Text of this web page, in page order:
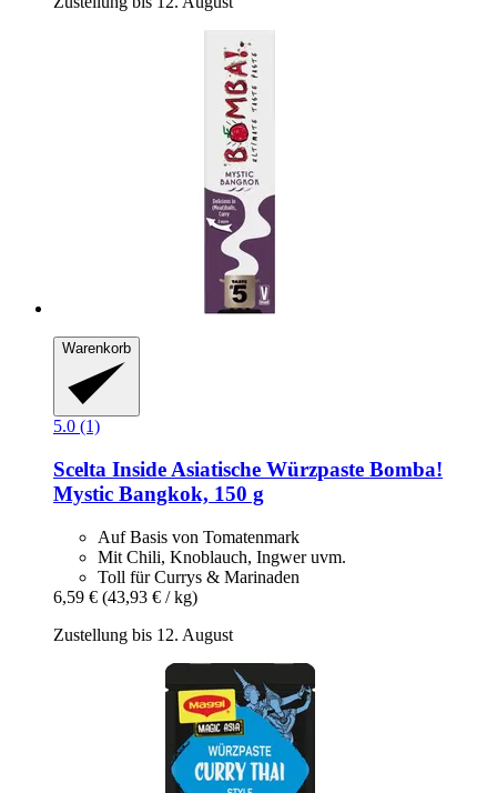
Warenkorb
5.0 (1)
Scelta Inside Asiatische Würzpaste Bomba!
Mystic Bangkok, 150 g
Auf Basis von Tomatenmark
Mit Chili, Knoblauch, Ingwer uvm.
Toll für Currys & Marinaden
6,59 € (43,93 € / kg)
Zustellung bis 12. August